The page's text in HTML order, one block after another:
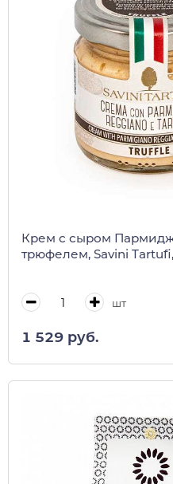
Крем с сыром
трюфелем, Savini
шт
1 529 руб.